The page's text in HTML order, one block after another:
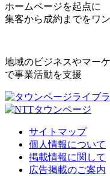
ホームページを起点に
集客から成約までをワ
地域のビジネスやマー
で事業活動を支援
サイトマップ
個人情報について
掲載情報に関して
広告掲載のご案内